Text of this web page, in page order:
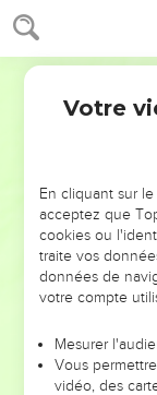
Genèse 7
l'avait ordonné à
17 Le déluge frappa
L’eau monta et
flotta à la surface
montagnes qui
recouvertes.
L’eau monta
montagnes, si
bétail et les
les hommes.
Votre
En cliquant sur
acceptez que
cookies ou
traite vos
données de
votre compte
Mesurer
Vous
vidéo, des